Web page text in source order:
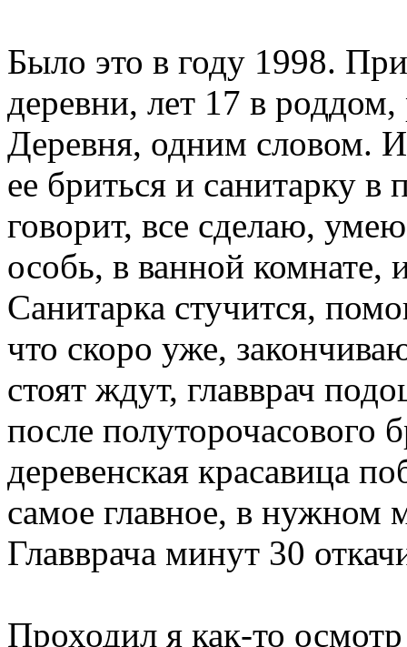
Было это в году 1998.
деревни, лет 17 в
Деревня, одним словом.
ее бриться и санитарку
говорит, все сделаю,
особь, в ванной комнате,
Санитарка стучится,
что скоро уже,
стоят ждут, главврач
после полуторочасового
деревенская красавица
самое главное, в нужном
Главврача минут 30
Проходил я как-то